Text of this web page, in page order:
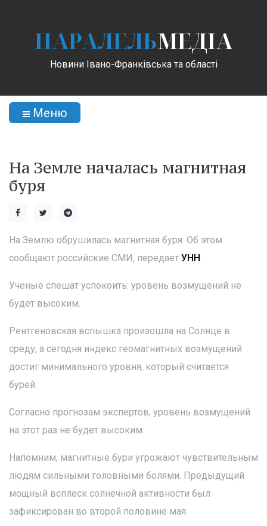
ПАРАЛЕЛЬМЕДІА
Новини Івано-Франківська та області
Меню
На Земле началась магнитная
буря
На Землю обрушилась магнитная буря. Об этом
сообщают российские СМИ, передает УНН.
Ученые спешат успокоить: уровень возмущений не
будет высоким.
Рентгеновская вспышка произошла на Солнце в
среду, а сегодня индекс геомагнитных возмущений
достиг минимального уровня, который считается
бурей.
Согласно прогнозам экспертов, уровень возмущений
на этот раз не будет высоким.
Напомним, магнитные бури угрожают чувствительным
людям сильными головными болями. Предыдущий
мощный всплеск солнечной активности был
зафиксирован во второй половине мая.